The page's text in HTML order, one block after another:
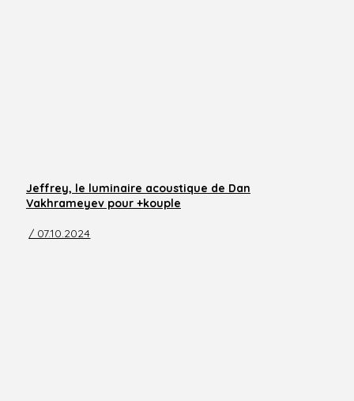
Jeffrey, le luminaire acoustique de Dan
Vakhrameyev pour +kouple
/ 07.10.2024